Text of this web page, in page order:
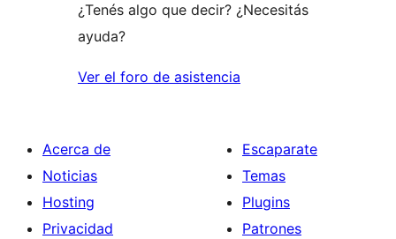
¿Tenés algo que decir? ¿Necesitás
ayuda?
Ver el foro de asistencia
Acerca de
Noticias
Hosting
Privacidad
Escaparate
Temas
Plugins
Patrones